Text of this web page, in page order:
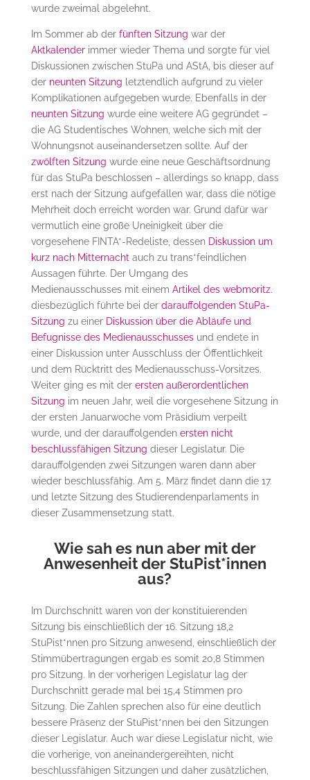
wurde zweimal abgelehnt.
Im Sommer ab der fünften Sitzung war der
Aktkalenderimmer wieder Thema und sorgte für viel
Diskussionen zwischen StuPa und AStA, bis dieser auf
der neunten Sitzung letztendlich aufgrund zu vieler
Komplikationen aufgegeben wurde. Ebenfalls in der
neunten Sitzung wurde eine weitere AG gegründet –
die AG Studentisches Wohnen, welche sich mit der
Wohnungsnot auseinandersetzen sollte. Auf der
zwölften Sitzung wurde eine neue Geschäftsordnung
für das StuPa beschlossen – allerdings so knapp, dass
erst nach der Sitzung aufgefallen war, dass die nötige
Mehrheit doch erreicht worden war. Grund dafür war
vermutlich eine große Uneinigkeit über die
vorgesehene FINTA*-Redeliste, dessen Diskussion um
kurz nach Mitternachtauch zu trans*feindlichen
Aussagen führte. Der Umgang des
Medienausschusses mit einem Artikel des webmoritz.
diesbezüglich führte bei der darauffolgenden StuPa-
Sitzung zu einer Diskussion über die Abläufe und
Befugnisse des Medienausschussesund endete in
einer Diskussion unter Ausschluss der Öffentlichkeit
und dem Rücktritt des Medienausschuss-Vorsitzes.
Weiter ging es mit der ersten außerordentlichen
Sitzung im neuen Jahr, weil die vorgesehene Sitzung in
der ersten Januarwoche vom Präsidium verpeilt
wurde, und der darauffolgenden ersten nicht
beschlussfähigen Sitzung dieser Legislatur. Die
darauffolgenden zwei Sitzungen waren dann aber
wieder beschlussfähig. Am 5. März findet dann die 17.
und letzte Sitzung des Studierendenparlaments in
dieser Zusammensetzung statt.
Wie sah es nun aber mit der
Anwesenheit der StuPist*innen
aus?
Im Durchschnitt waren von der konstituierenden
Sitzung bis einschließlich der 16. Sitzung 18,2
StuPist*nnen pro Sitzung anwesend, einschließlich der
Stimmübertragungen ergab es somit 20,8 Stimmen
pro Sitzung. In der vorherigen Legislatur lag der
Durchschnitt gerade mal bei 15,4 Stimmen pro
Sitzung. Die Zahlen sprechen also für eine deutlich
bessere Präsenz der StuPist*nnen bei den Sitzungen
dieser Legislatur. Auch war diese Legislatur nicht, wie
die vorherige, von aneinandergereihten, nicht
beschlussfähigen Sitzungen und daher zusätzlichen,